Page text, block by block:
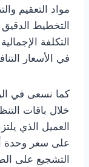
مواد التعقيم
التخطيط
التكلفة
في الأسعار
كما نسعى في
خلال باقات
العميل الذي
على سعر وحدة
التشجيع على